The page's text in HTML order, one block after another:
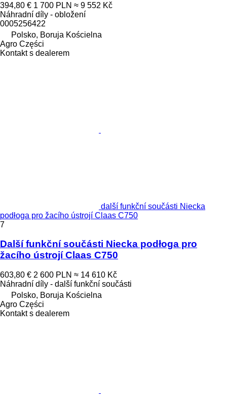
394,80 € 1 700 PLN ≈ 9 552 Kč
Náhradní díly - obložení
0005256422
Polsko, Boruja Kościelna
Agro Części
Kontakt s dealerem
další funkční součásti Niecka
podłoga pro žacího ústrojí Claas C750
7
Další funkční součásti Niecka podłoga pro
žacího ústrojí Claas C750
603,80 € 2 600 PLN ≈ 14 610 Kč
Náhradní díly - další funkční součásti
Polsko, Boruja Kościelna
Agro Części
Kontakt s dealerem